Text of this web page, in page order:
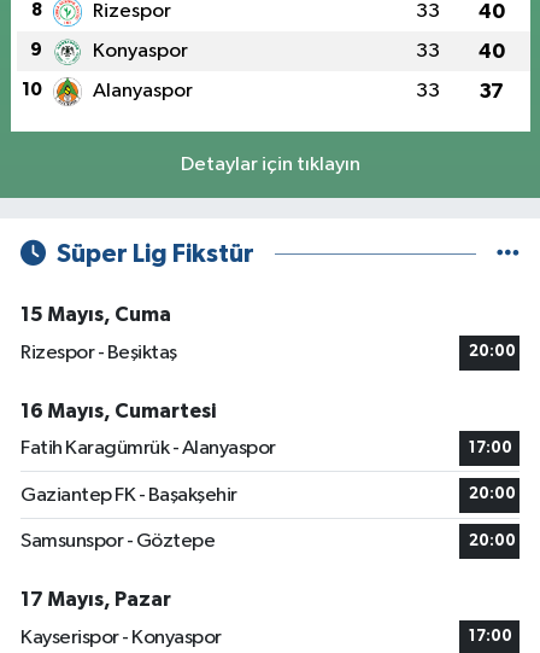
8 Rizespor 33 40
9 Konyaspor 33 40
10 Alanyaspor 33 37
Detaylar için tıklayın
Süper Lig Fikstür
15 Mayıs, Cuma
Rizespor - Beşiktaş
20:00
16 Mayıs, Cumartesi
Fatih Karagümrük - Alanyaspor
17:00
Gaziantep FK - Başakşehir 20:00
Samsunspor - Göztepe 20:00
17 Mayıs, Pazar
Kayserispor - Konyaspor
17:00